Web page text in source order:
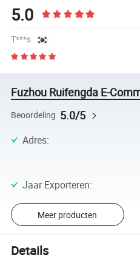
5.0
T***s
Fuzhou Ruifengda E-
Beoordeling 5.0/5
Adres:
Jaar Exporteren:
Meer producten
Details